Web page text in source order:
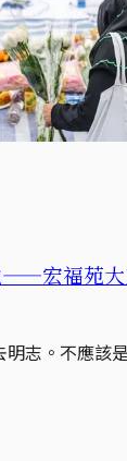
——宏福苑
明志。不應該